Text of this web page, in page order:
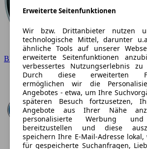
BMW
Erweiterte Seitenfunktionen
Wir bzw. Drittanbieter nutzen
technologische Mittel, darunter
ähnliche Tools auf unserer
erweiterte Seitenfunktionen
verbessertes Nutzungserlebnis zu
Durch diese erweiterten
ermöglichen wir die
Angebotes - etwa, um Ihre
späteren Besuch fortzusetzen,
Angebote aus Ihrer Nähe
personalisierte Werbung und
bereitzustellen und diese
speichern Ihre E-Mail-Adresse lokal,
für gespeicherte Suchanfragen,